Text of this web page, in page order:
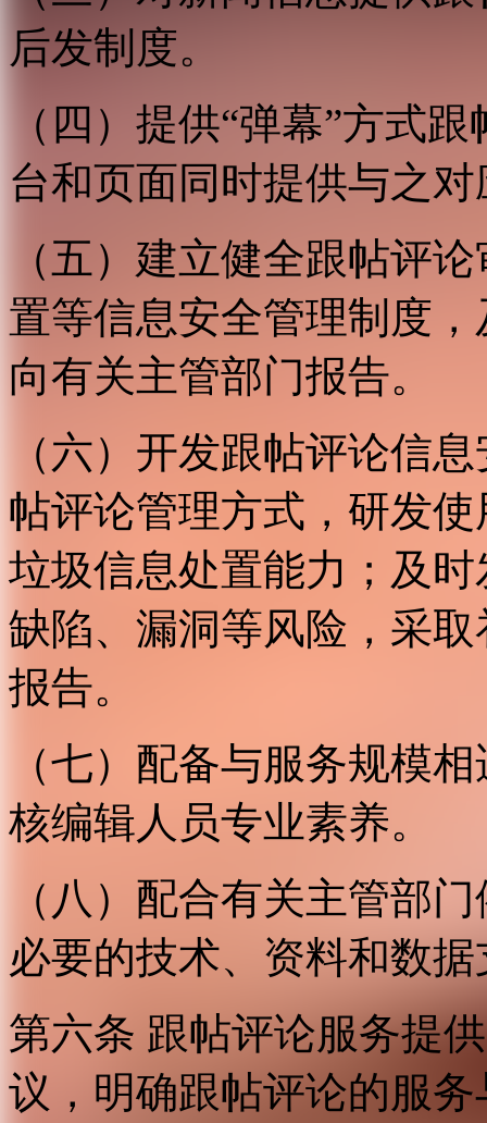
后发制度。
（四）提供“弹幕”方式
台和页面同时提供与之
（五）建立健全跟帖评
置等信息安全管理制度
向有关主管部门报告。
（六）开发跟帖评论信
帖评论管理方式，研发
垃圾信息处置能力；及
缺陷、漏洞等风险，采
报告。
（七）配备与服务规模
核编辑人员专业素养。
（八）配合有关主管部
必要的技术、资料和数
第六条 跟帖评论服务提
议，明确跟帖评论的服